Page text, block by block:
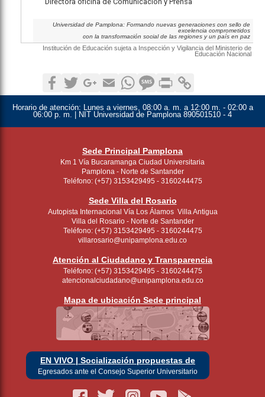
Universidad de Pamplona: Formando nuevas generaciones con sello de
excelencia comprometidos
con la transformación social de las regiones y un país en paz
Institución de Educación sujeta a Inspección y Vigilancia del Ministerio de
Educación Nacional
FacebookTwitterGoogle+
EmailWhatsApp
SMS Print
Horario de atención: Lunes a viernes, 08:00 a. m. a 12:00 m. - 02:00 a
06:00 p. m. | NIT Universidad de Pamplona 890501510 - 4
Sede Principal Pamplona
Km 1 Vía Bucaramanga Ciudad Universitaria
Pamplona - Norte de Santander
Teléfono: (+57) 3153429495 - 3160244475
Sede Villa del Rosario
Autopista Internacional Vía Los Álamos Villa Antigua
Villa del Rosario - Norte de Santander
Teléfono: (+57) 3153429495 - 3160244475
villarosario@unipamplona.edu.co
Atención al Ciudadano y Transparencia
Teléfono: (+57) 3153429495 - 3160244475
atencionalciudadano@unipamplona.edu.co
Mapa de ubicación Sede principal
EN VIVO | Socialización propuestas de
Egresados ante el Consejo Superior Universitario